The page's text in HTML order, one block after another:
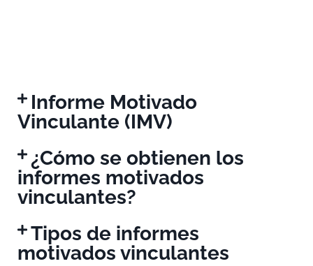
Informe Motivado
Vinculante (IMV)
¿Cómo se obtienen los
informes motivados
vinculantes?
Tipos de informes
motivados vinculantes